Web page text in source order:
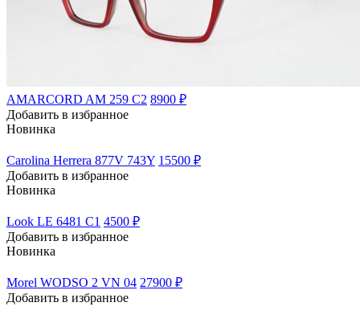
AMARCORD AM 259 C2 8900 ₽
Добавить в избранное
Новинка
Carolina Herrera 877V 743Y 15500 ₽
Добавить в избранное
Новинка
Look LE 6481 C1 4500 ₽
Добавить в избранное
Новинка
Morel WODSO 2 VN 04 27900 ₽
Добавить в избранное